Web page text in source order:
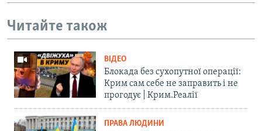
Читайте також
ВІДЕО
Блокада без сухопутної операції:
Крим сам себе не заправить і не
прогодує | Крим.Реалії
ПРАВА ЛЮДИНИ